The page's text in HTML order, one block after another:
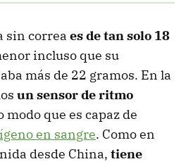
sin correa es de tan solo 18
incluso que su
más de 22 gramos. En la
un sensor de ritmo
modo que es capaz de
en sangre. Como en
desde China, tiene